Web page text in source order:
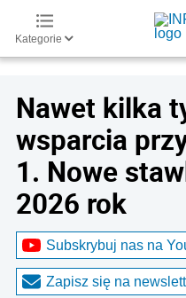
Kategorie
Nawet kilka
wsparcia
1. Nowe
2026 rok
Subskrybuj nas na
Zapisz się na